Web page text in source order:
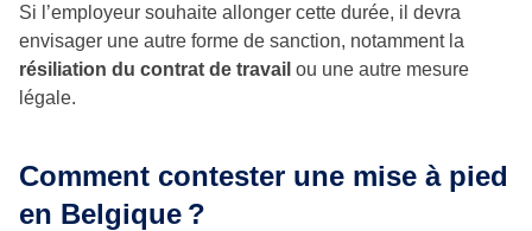
Si l’employeur souhaite allonger cette durée, il devra
envisager une autre forme de sanction, notamment la
résiliation du contrat de travail ou une autre mesure
légale.
Comment contester une mise à pied
en Belgique ?